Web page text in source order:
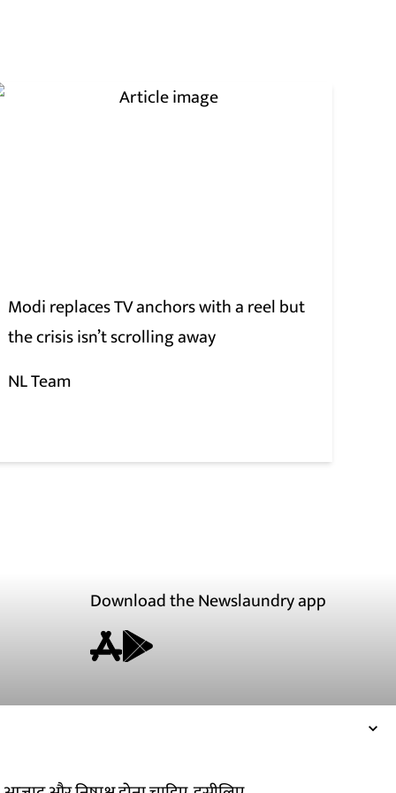
Modi replaces TV anchors with a reel but
the crisis isn’t scrolling away
NL Team
Download the Newslaundry app